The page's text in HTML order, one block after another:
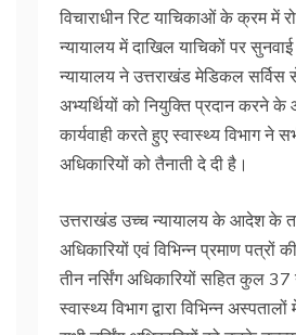
विचाराधीन रिट याचिकाओं के क्रम में
न्यायालय में दाखिल याचिकों पर
न्यायालय ने उत्तराखंड मेडिकल
अभ्यर्थियों को नियुक्ति प्रदान करने
कार्यवाही करते हुए स्वास्थ्य विभाग ने
अधिकारियों को तैनाती दे दी है।
उत्तराखंड उच्च न्यायालय के आदेश के
अधिकारियों एवं विभिन्न प्रमाण पत्रों
तीन नर्सिंग अधिकारियों सहित कुल 37
स्वास्थ्य विभाग द्वारा विभिन्न